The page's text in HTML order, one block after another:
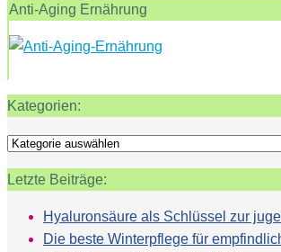
Anti-Aging Ernährung
Kategorien:
Kategorien:
Letzte Beiträge:
Hyaluronsäure als Schlüssel zur
Die beste Winterpflege für